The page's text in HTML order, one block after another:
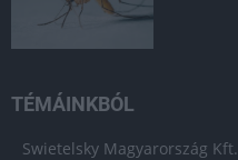
TÉMÁINKBÓL
Swietelsky Magyarország Kft.